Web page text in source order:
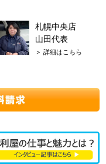
札幌中央店
山田代表
＞ 詳細はこちら